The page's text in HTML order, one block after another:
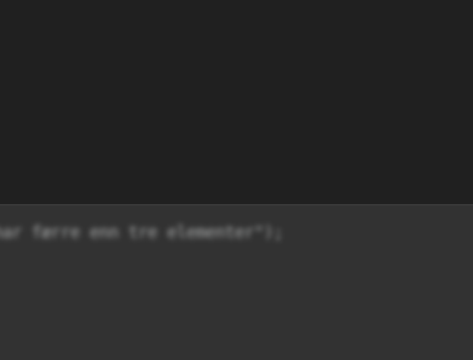
færre enn tre elementer");